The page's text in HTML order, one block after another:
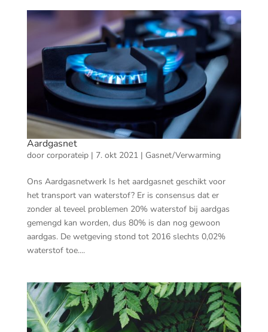
Aardgasnet
door corporateip| 7. okt 2021| Gasnet/Verwarming
Ons Aardgasnetwerk Is het aardgasnet geschikt voor
het transport van waterstof? Er is consensus dat er
zonder al teveel problemen 20% waterstof bij aardgas
gemengd kan worden, dus 80% is dan nog gewoon
aardgas. De wetgeving stond tot 2016 slechts 0,02%
waterstof toe....